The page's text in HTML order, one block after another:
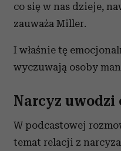
co się w nas dzieje,
zauważa Miller.
I właśnie tę
wyczuwają osoby
Narcyz uwodzi
W podcastowej
temat relacji z